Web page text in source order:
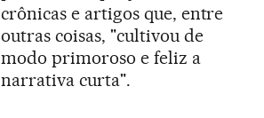
crônicas e artigos que, entre
outras coisas, "cultivou de
modo primoroso e feliz a
narrativa curta".